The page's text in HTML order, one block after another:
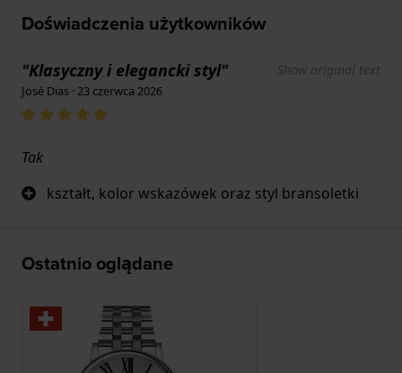
Doświadczenia użytkowników
"Klasyczny i elegancki styl" Show original text
José Dias · 23 czerwca 2026
Tak
kształt, kolor wskazówek oraz styl bransoletki
Ostatnio oglądane